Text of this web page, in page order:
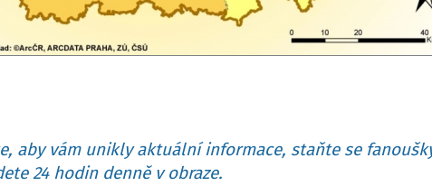
aby vám unikly aktuální informace, staňte se
24 hodin denně v obraze.